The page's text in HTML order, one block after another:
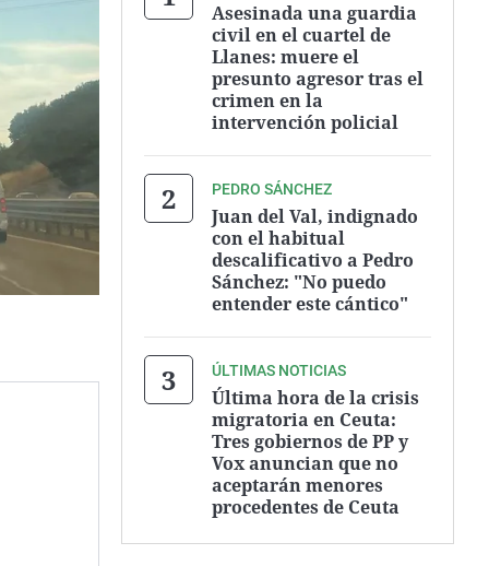
Asesinada una guardia
civil en el cuartel de
Llanes: muere el
presunto agresor tras el
crimen en la
intervención policial
PEDRO SÁNCHEZ
Juan del Val, indignado
con el habitual
descalificativo a Pedro
Sánchez: "No puedo
entender este cántico"
ÚLTIMAS NOTICIAS
Última hora de la crisis
migratoria en Ceuta:
Tres gobiernos de PP y
Vox anuncian que no
aceptarán menores
procedentes de Ceuta